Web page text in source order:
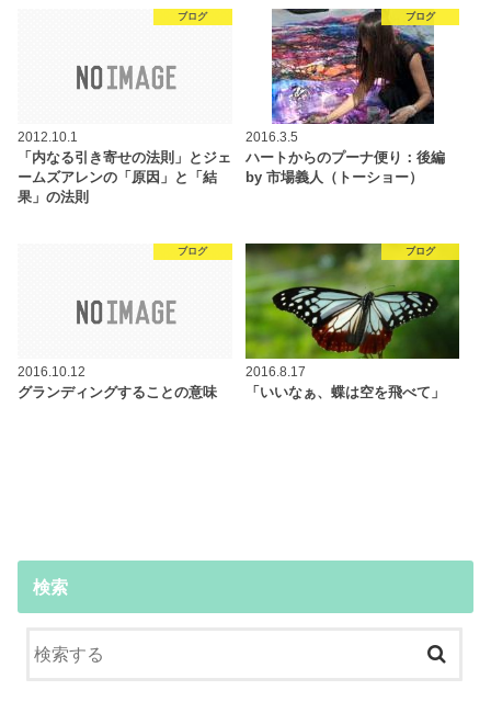
ブログ
2012.10.1
「内なる引き寄せの法則」とジェ
ームズアレンの「原因」と「結
果」の法則
ブログ
2016.3.5
ハートからのプーナ便り：後編
by 市場義人（トーショー）
ブログ
2016.10.12
グランディングすることの意味
ブログ
2016.8.17
「いいなぁ、蝶は空を飛べて」
検索